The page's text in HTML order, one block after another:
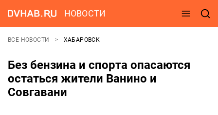
НОВОСТИ
ВСЕ НОВОСТИ ХАБАРОВСК
Без бензина и спорта опасаются
остаться жители Ванино и
Совгавани